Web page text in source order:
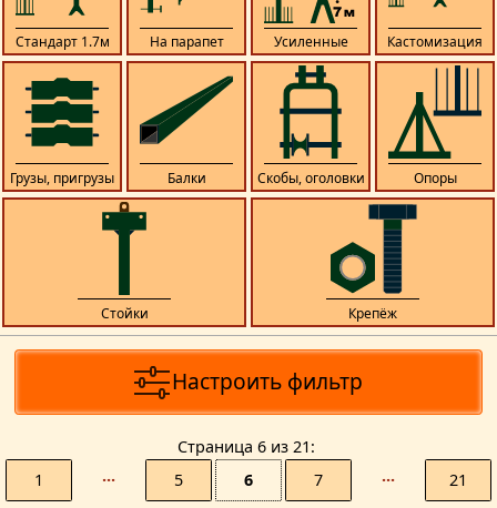
Настроить фильтр
Страницa 6 из 21
1
··· 5 6 7 ··· 21
Стандарт 1.7м На парапет Усиленные Кастомизация
Грузы, пригрузы Балки Скобы, оголовки Опоры
Стойки Крепёж